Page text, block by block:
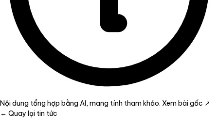
Nội dung tổng hợp bằng AI, mang tính tham khảo. Xem bài gốc ↗
← Quay lại tin tức